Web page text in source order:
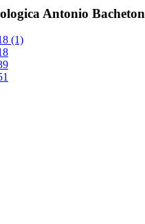
Antonio